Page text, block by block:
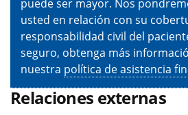
puede ser mayor. Nos
usted en relación con su
responsabilidad civil del
seguro, obtenga más
nuestra política de asistencia
Relaciones externas